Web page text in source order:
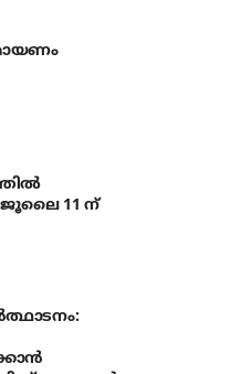
ജൂലൈ 11 ന്